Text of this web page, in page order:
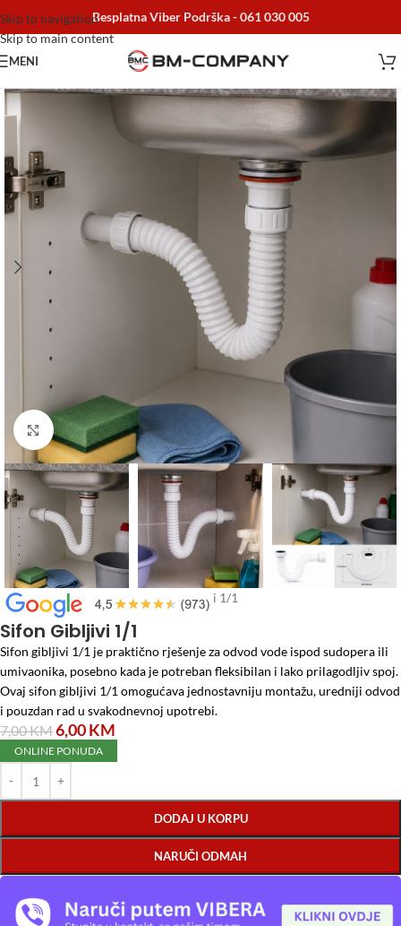
Skip to navigation
Skip to main content
Besplatna Viber Podrška -061 030 005
MENI
Click to enlarge
Početna/Vodomaterijal /Sifon Gibljivi 1/1
Sifon Gibljivi 1/1
Sifon gibljivi 1/1 je praktično rješenje za odvod vode ispod sudopera ili
umivaonika, posebno kada je potreban fleksibilan i lako prilagodljiv spoj.
Ovaj sifon gibljivi 1/1 omogućava jednostavniju montažu, uredniji odvod
i pouzdan rad u svakodnevnoj upotrebi.
7,00KM6,00KM
ONLINE PONUDA
DODAJ U KORPU
NARUČI ODMAH